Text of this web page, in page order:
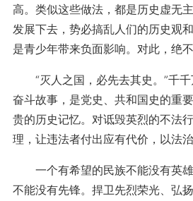
高。类似这些做法，都是历史虚无
发展下去，势必搞乱人们的历史观
是青少年带来负面影响。对此，绝不
“灭人之国，必先去其史。”千千
奋斗故事，是党史、共和国史的重
贵的历史记忆。对诋毁英烈的不法
理，让违法者付出应有代价，以法
一个有希望的民族不能没有英雄
不能没有先锋。捍卫先烈荣光、弘